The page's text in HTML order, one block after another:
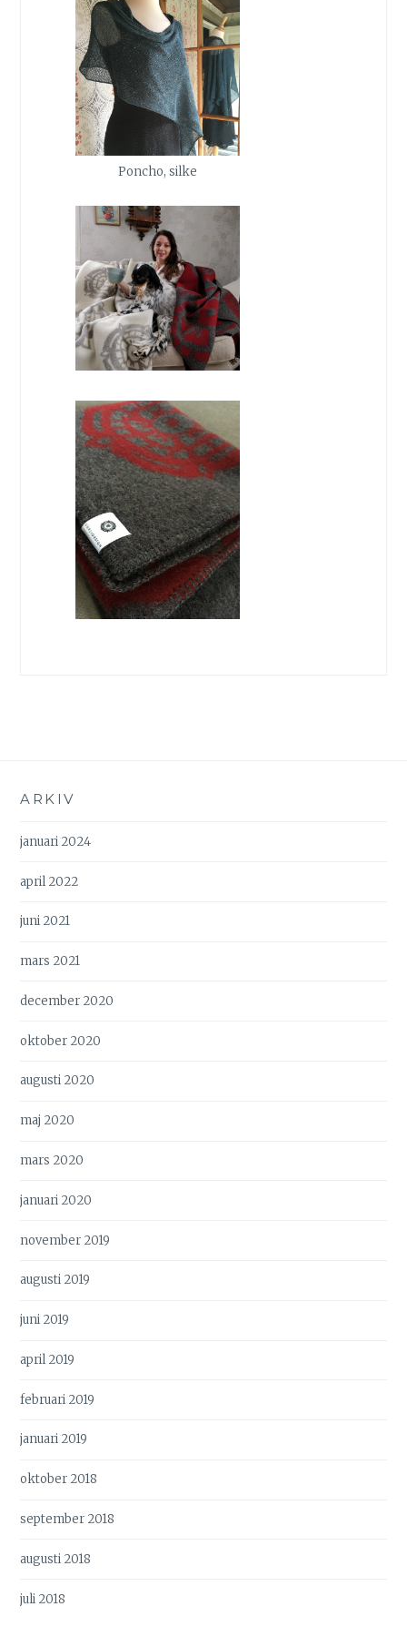
Poncho, silke
ARKIV
januari 2024
april 2022
juni 2021
mars 2021
december 2020
oktober 2020
augusti 2020
maj 2020
mars 2020
januari 2020
november 2019
augusti 2019
juni 2019
april 2019
februari 2019
januari 2019
oktober 2018
september 2018
augusti 2018
juli 2018